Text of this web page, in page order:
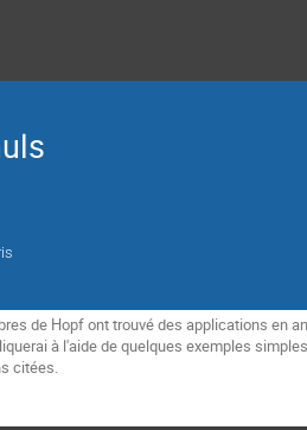
de Hopf ont trouvé des applications en
à l'aide de quelques exemples
citées.